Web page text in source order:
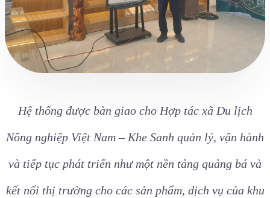
Hệ thống được bàn giao cho Hợp tác xã Du lịch
Nông nghiệp Việt Nam – Khe Sanh quản lý, vận hành
và tiếp tục phát triển như một nền tảng quảng bá và
kết nối thị trường cho các sản phẩm, dịch vụ của khu